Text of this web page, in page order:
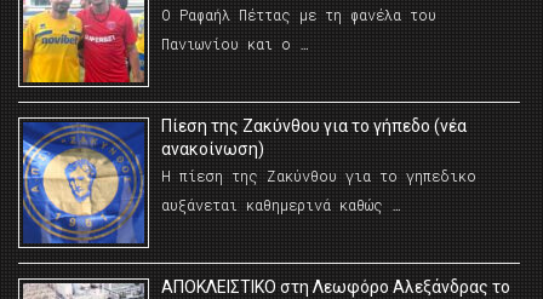
Ο Ραφαήλ Πέττας με τη φανέλα του
Πανιωνίου και ο …
Πίεση της Ζακύνθου για το γήπεδο (νέα
ανακοίνωση)
Η πίεση της Ζακύνθου για το γηπεδικο
αυξάνεται καθημερινά καθώς …
AΠΟΚΛΕΙΣΤΙΚΟ στη Λεωφόρο Αλεξάνδρας το